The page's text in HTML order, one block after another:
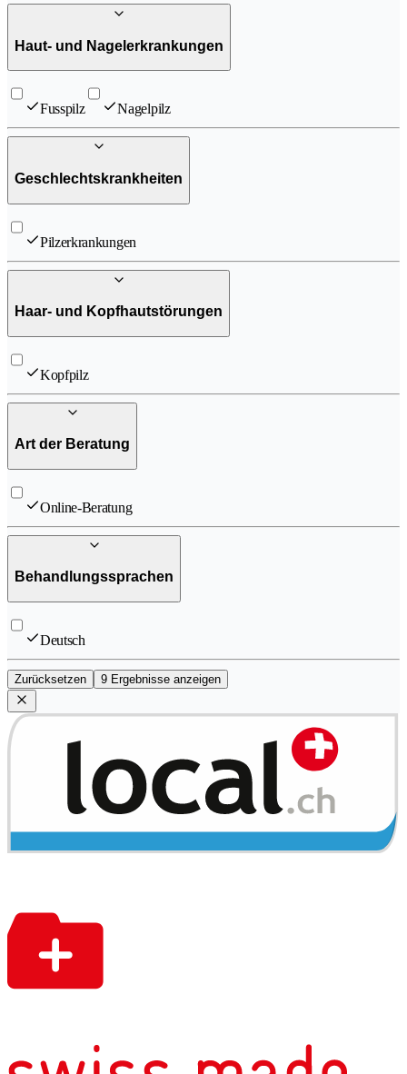
Haut- und Nagelerkrankungen
Fusspilz Nagelpilz
Geschlechtskrankheiten
Pilzerkrankungen
Haar- und Kopfhautstörungen
Kopfpilz
Art der Beratung
Online-Beratung
Behandlungssprachen
Deutsch
Zurücksetzen 9 Ergebnisse anzeigen